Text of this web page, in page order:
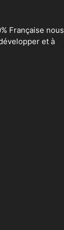
Française nous
et à